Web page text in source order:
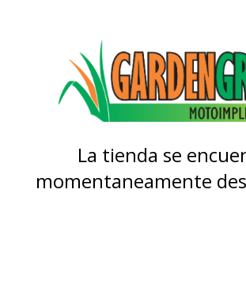
La tienda se
momentaneamente